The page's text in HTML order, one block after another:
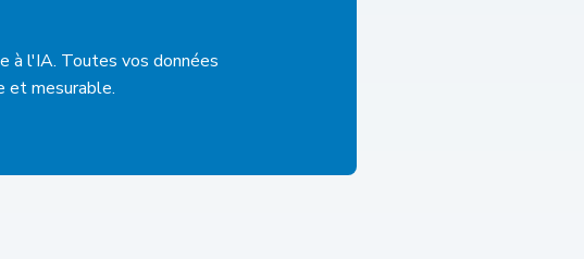
à l'IA. Toutes vos données
et mesurable.